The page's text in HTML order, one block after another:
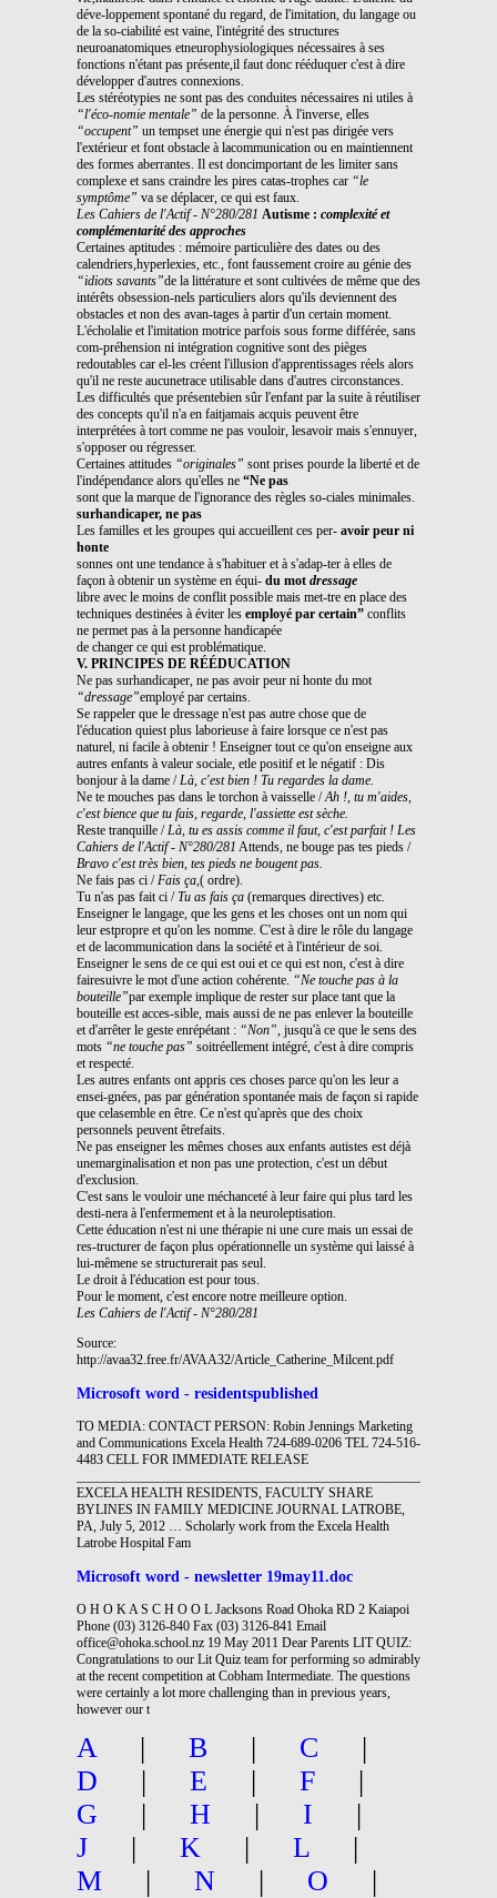
déve-loppement spontané du regard, de l'imitation, du langage ou
de la so-ciabilité est vaine, l'intégrité des structures
neuroanatomiques etneurophysiologiques nécessaires à ses
fonctions n'étant pas présente,il faut donc rééduquer c'est à dire
développer d'autres connexions.
Les stéréotypies ne sont pas des conduites nécessaires ni utiles à
“l'éco-nomie mentale” de la personne. À l'inverse, elles
“occupent” un tempset une énergie qui n'est pas dirigée vers
l'extérieur et font obstacle à lacommunication ou en maintiennent
des formes aberrantes. Il est doncimportant de les limiter sans
complexe et sans craindre les pires catas-trophes car “le
symptôme” va se déplacer, ce qui est faux.
Les Cahiers de l'Actif - N°280/281 Autisme : complexité et
complémentarité des approches
Certaines aptitudes : mémoire particulière des dates ou des
calendriers,hyperlexies, etc., font faussement croire au génie des
“idiots savants”de la littérature et sont cultivées de même que des
intérêts obsession-nels particuliers alors qu'ils deviennent des
obstacles et non des avan-tages à partir d'un certain moment.
L'écholalie et l'imitation motrice parfois sous forme différée, sans
com-préhension ni intégration cognitive sont des pièges
redoutables car el-les créent l'illusion d'apprentissages réels alors
qu'il ne reste aucunetrace utilisable dans d'autres circonstances.
Les difficultés que présentebien sûr l'enfant par la suite à réutiliser
des concepts qu'il n'a en faitjamais acquis peuvent être
interprétées à tort comme ne pas vouloir, lesavoir mais s'ennuyer,
s'opposer ou régresser.
Certaines attitudes “originales” sont prises pourde la liberté et de
l'indépendance alors qu'elles ne “Ne pas
sont que la marque de l'ignorance des règles so-ciales minimales.
surhandicaper, ne pas
Les familles et les groupes qui accueillent ces per- avoir peur ni
honte
sonnes ont une tendance à s'habituer et à s'adap-ter à elles de
façon à obtenir un système en équi- du mot dressage
libre avec le moins de conflit possible mais met-tre en place des
techniques destinées à éviter les employé par certain” conflits
ne permet pas à la personne handicapée
de changer ce qui est problématique.
V. PRINCIPES DE RÉÉDUCATION
Ne pas surhandicaper, ne pas avoir peur ni honte du mot
“dressage”employé par certains.
Se rappeler que le dressage n'est pas autre chose que de
l'éducation quiest plus laborieuse à faire lorsque ce n'est pas
naturel, ni facile à obtenir ! Enseigner tout ce qu'on enseigne aux
autres enfants à valeur sociale, etle positif et le négatif : Dis
bonjour à la dame /Là, c'est bien ! Tu regardes la dame.
Ne te mouches pas dans le torchon à vaisselle /Ah !, tu m'aides,
c'est bience que tu fais, regarde, l'assiette est sèche.
Reste tranquille /Là, tu es assis comme il faut, c'est parfait ! Les
Cahiers de l'Actif - N°280/281 Attends, ne bouge pas tes pieds /
Bravo c'est très bien, tes pieds ne bougent pas.
Ne fais pas ci /Fais ça,( ordre).
Tu n'as pas fait ci /Tu as fais ça (remarques directives) etc.
Enseigner le langage, que les gens et les choses ont un nom qui
leur estpropre et qu'on les nomme. C'est à dire le rôle du langage
et de lacommunication dans la société et à l'intérieur de soi.
Enseigner le sens de ce qui est oui et ce qui est non, c'est à dire
fairesuivre le mot d'une action cohérente. “Ne touche pas à la
bouteille”par exemple implique de rester sur place tant que la
bouteille est acces-sible, mais aussi de ne pas enlever la bouteille
et d'arrêter le geste enrépétant : “Non”, jusqu'à ce que le sens des
mots “ne touche pas” soitréellement intégré, c'est à dire compris
et respecté.
Les autres enfants ont appris ces choses parce qu'on les leur a
ensei-gnées, pas par génération spontanée mais de façon si rapide
que celasemble en être. Ce n'est qu'après que des choix
personnels peuvent êtrefaits.
Ne pas enseigner les mêmes choses aux enfants autistes est déjà
unemarginalisation et non pas une protection, c'est un début
d'exclusion.
C'est sans le vouloir une méchanceté à leur faire qui plus tard les
desti-nera à l'enfermement et à la neuroleptisation.
Cette éducation n'est ni une thérapie ni une cure mais un essai de
res-tructurer de façon plus opérationnelle un système qui laissé à
lui-mêmene se structurerait pas seul.
Le droit à l'éducation est pour tous.
Pour le moment, c'est encore notre meilleure option.
Les Cahiers de l'Actif - N°280/281
Source:
http://avaa32.free.fr/AVAA32/Article_Catherine_Milcent.pdf
Microsoft word - residentspublished
TO MEDIA: CONTACT PERSON: Robin Jennings Marketing
and Communications Excela Health 724-689-0206 TEL 724-516-
4483 CELL FOR IMMEDIATE RELEASE
EXCELA HEALTH RESIDENTS, FACULTY SHARE
BYLINES IN FAMILY MEDICINE JOURNAL LATROBE,
PA, July 5, 2012 … Scholarly work from the Excela Health
Latrobe Hospital Fam
Microsoft word - newsletter 19may11.doc
O H O K A S C H O O L Jacksons Road Ohoka RD 2 Kaiapoi
Phone (03) 3126-840 Fax (03) 3126-841 Email
office@ohoka.school.nz 19 May 2011 Dear Parents LIT QUIZ:
Congratulations to our Lit Quiz team for performing so admirably
at the recent competition at Cobham Intermediate. The questions
were certainly a lot more challenging than in previous years,
however our t
A | B | C
|
D
| E | F
|
G
| H | I
|
J
| K | L
|
M
| N | O |